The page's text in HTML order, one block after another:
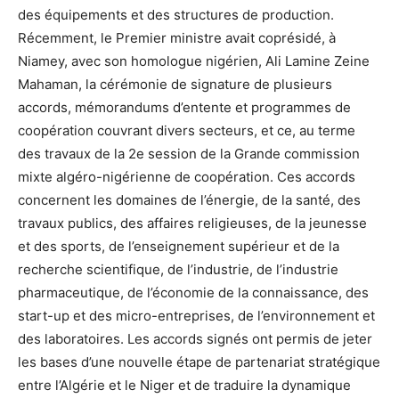
des équipements et des structures de production.
Récemment, le Premier ministre avait coprésidé, à
Niamey, avec son homologue nigérien, Ali Lamine Zeine
Mahaman, la cérémonie de signature de plusieurs
accords, mémorandums d’entente et programmes de
coopération couvrant divers secteurs, et ce, au terme
des travaux de la 2e session de la Grande commission
mixte algéro-nigérienne de coopération. Ces accords
concernent les domaines de l’énergie, de la santé, des
travaux publics, des affaires religieuses, de la jeunesse
et des sports, de l’enseignement supérieur et de la
recherche scientifique, de l’industrie, de l’industrie
pharmaceutique, de l’économie de la connaissance, des
start-up et des micro-entreprises, de l’environnement et
des laboratoires. Les accords signés ont permis de jeter
les bases d’une nouvelle étape de partenariat stratégique
entre l’Algérie et le Niger et de traduire la dynamique